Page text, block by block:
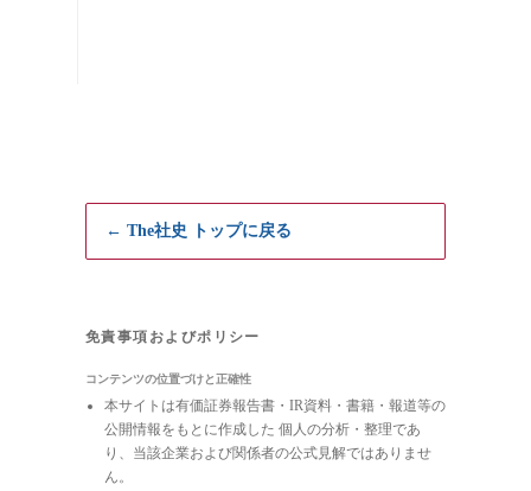
← The社史 トップに戻る
免責事項およびポリシー
コンテンツの位置づけと正確性
本サイトは有価証券報告書・IR資料・書籍・報道等の
公開情報をもとに作成した 個人の分析・整理であ
り、当該企業および関係者の公式見解ではありませ
ん。